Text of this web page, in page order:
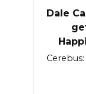
Dale